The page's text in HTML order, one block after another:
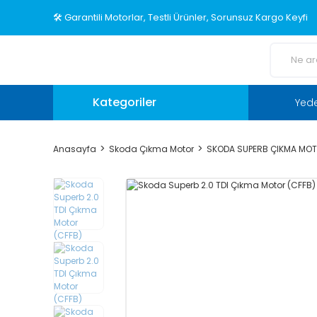
🛠️ Garantili Motorlar, Testli Ürünler, Sorunsuz Kargo Keyfi
Kategoriler
Anasayfa Skoda Çıkma Motor SKODA SUPERB ÇIKMA